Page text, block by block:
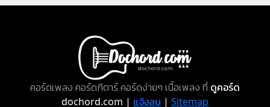
คอร์ดเพลง คอร์ดกีตาร์ คอร์ดง่ายๆ เนื้อเพลง ที่ ดูคอร์ด
dochord.com | แจ้งลบ | Sitemap